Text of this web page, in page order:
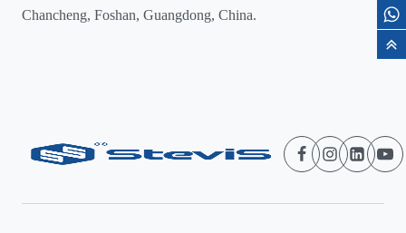
Chancheng, Foshan, Guangdong, China.